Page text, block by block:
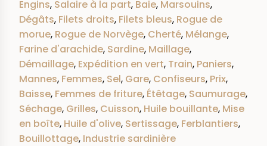
Engins, Salaire à la part, Baie, Marsouins,
Dégâts, Filets droits, Filets bleus, Rogue de
morue, Rogue de Norvège, Cherté, Mélange,
Farine d'arachide, Sardine, Maillage,
Démaillage, Expédition en vert, Train, Paniers,
Mannes, Femmes, Sel, Gare, Confiseurs, Prix,
Baisse, Femmes de friture, Étêtage, Saumurage,
Séchage, Grilles, Cuisson, Huile bouillante, Mise
en boîte, Huile d'olive, Sertissage, Ferblantiers,
Bouillottage, Industrie sardinière